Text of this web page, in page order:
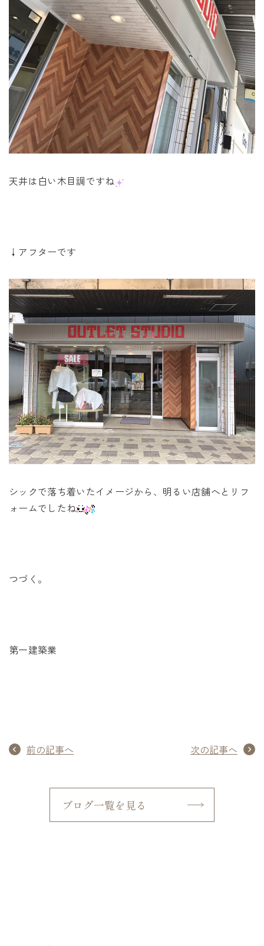
天井は白い木目調ですね
↓アフターです
シックで落ち着いたイメージから、明るい店舗へとリフ
ォームでしたね
つづく。
第一建築業
前の記事へ 次の記事へ
ブログ一覧を見る